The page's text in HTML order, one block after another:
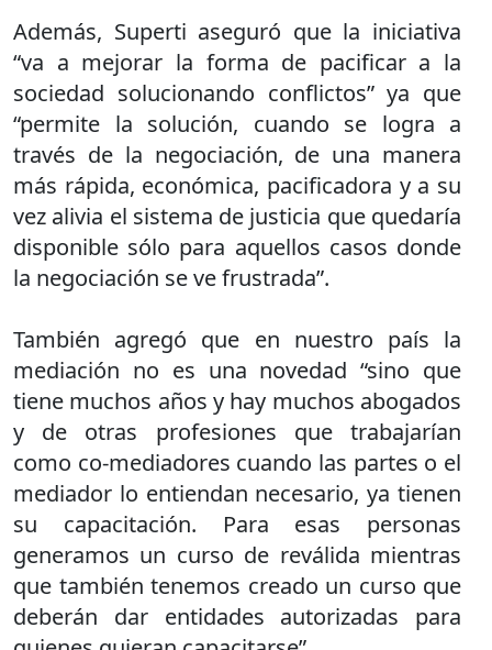
Además, Superti aseguró que la iniciativa
“va a mejorar la forma de pacificar a la
sociedad solucionando conflictos” ya que
“permite la solución, cuando se logra a
través de la negociación, de una manera
más rápida, económica, pacificadora y a su
vez alivia el sistema de justicia que quedaría
disponible sólo para aquellos casos donde
la negociación se ve frustrada”.
También agregó que en nuestro país la
mediación no es una novedad “sino que
tiene muchos años y hay muchos abogados
y de otras profesiones que trabajarían
como co-mediadores cuando las partes o el
mediador lo entiendan necesario, ya tienen
su capacitación. Para esas personas
generamos un curso de reválida mientras
que también tenemos creado un curso que
deberán dar entidades autorizadas para